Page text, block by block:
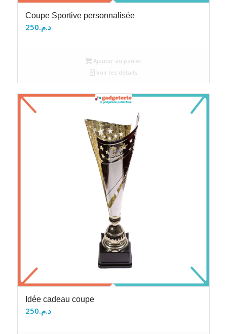
Coupe Sportive personnalisée
د.م.250
Ajouter au panier
Voir les détails
Idée cadeau coupe
د.م.250